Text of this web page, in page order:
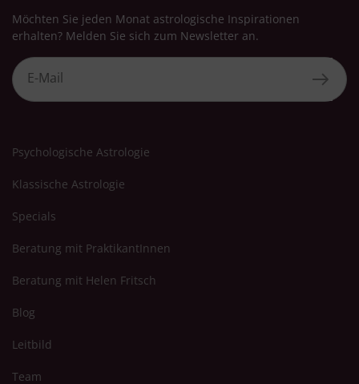
Möchten Sie jeden Monat astrologische Inspirationen
erhalten? Melden Sie sich zum Newsletter an.
Psychologische Astrologie
Klassische Astrologie
Specials
Beratung mit PraktikantInnen
Beratung mit Helen Fritsch
Blog
Leitbild
Team